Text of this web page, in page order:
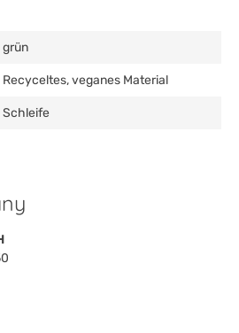
grün
Recyceltes, veganes Material
Schleife